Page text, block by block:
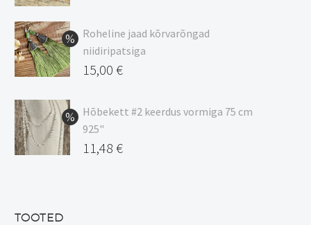
9,00 €
kuni
20,44 €
Roheline jaad kõrvarõngad
niidiripatsiga
Algne
oli:
17,00 €.
15,00 €
hind
on:
15,00 €.
Hõbekett #2 keerdus vormiga 75 cm
925"
Algne
11,48 €
TOOTED